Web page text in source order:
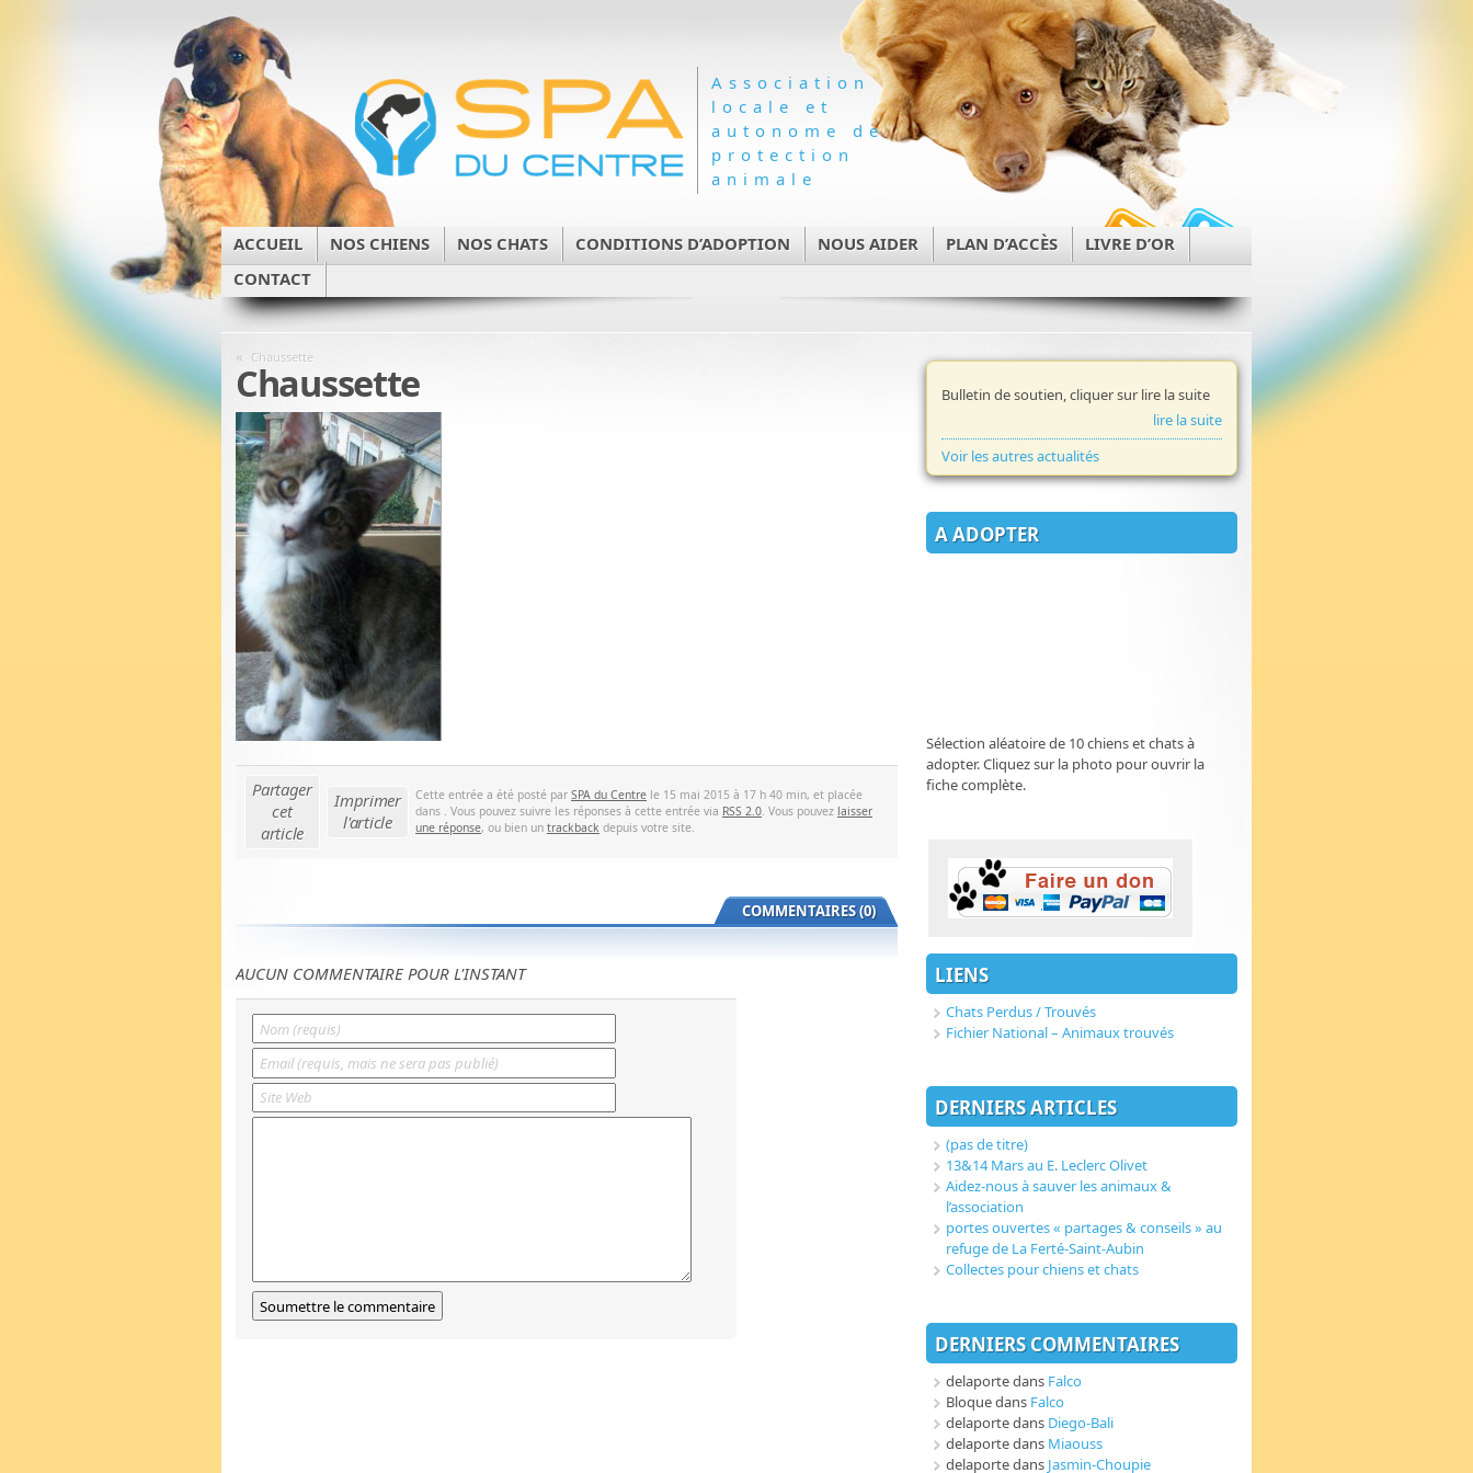
Association
locale et
autonome de
protection
animale
ACCUEIL NOS CHIENS NOS CHATS CONDITIONS D’ADOPTION NOUS AIDER PLAN D’ACCÈS
LIVRE D’OR
CONTACT
« Chaussette
Chaussette
Partager
cet
article
Imprimer
l'article
Cette entrée a été posté par SPA du Centre le 15 mai 2015 à 17 h 40 min, et placée
dans . Vous pouvez suivre les réponses à cette entrée via RSS 2.0. Vous pouvez laisser
une réponse, ou bien un trackback depuis votre site.
COMMENTAIRES (0)
AUCUN COMMENTAIRE POUR L'INSTANT
Bulletin de soutien, cliquer sur lire la suite
lire la suite
Voir les autres actualités
A ADOPTER
Sélection aléatoire de 10 chiens et chats à
adopter. Cliquez sur la photo pour ouvrir la
fiche complète.
LIENS
Chats Perdus / Trouvés
Fichier National – Animaux trouvés
DERNIERS ARTICLES
(pas de titre)
13&14 Mars au E. Leclerc Olivet
Aidez-nous à sauver les animaux &
l’association
portes ouvertes « partages & conseils » au
refuge de La Ferté-Saint-Aubin
Collectes pour chiens et chats
DERNIERS COMMENTAIRES
delaportedans Falco
Bloquedans Falco
delaportedans Diego-Bali
delaportedans Miaouss
delaportedans Jasmin-Choupie